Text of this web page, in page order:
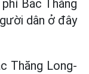
Bắc Thăng
dân ở đây
Thăng Long-